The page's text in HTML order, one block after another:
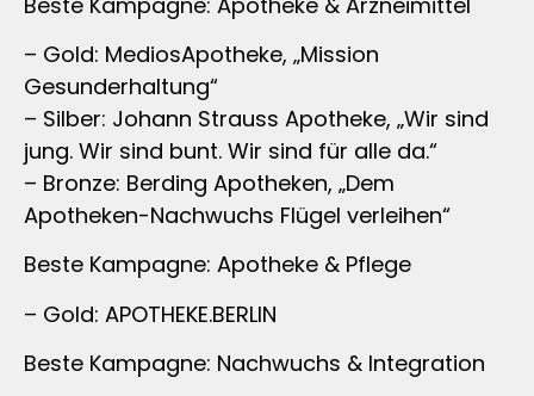
– Gold: MediosApotheke, „Mission
Gesunderhaltung“
– Silber: Johann Strauss Apotheke, „Wir sind
jung. Wir sind bunt. Wir sind für alle da.“
– Bronze: Berding Apotheken, „Dem
Apotheken-Nachwuchs Flügel verleihen“
Beste Kampagne: Apotheke & Pflege
– Gold: APOTHEKE.BERLIN
Beste Kampagne: Nachwuchs & Integration